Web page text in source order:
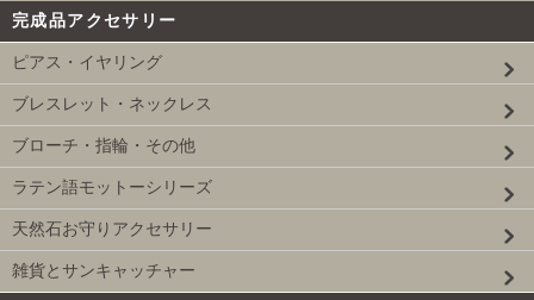
完成品アクセサリー
ピアス・イヤリング
ブレスレット・ネックレス
ブローチ・指輪・その他
ラテン語モットーシリーズ
天然石お守りアクセサリー
雑貨とサンキャッチャー